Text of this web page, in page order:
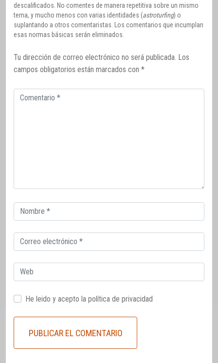
descalificados. No comentes de manera repetitiva sobre un mismo
tema, y mucho menos con varias identidades (astroturfing) o
suplantando a otros comentaristas. Los comentarios que incumplan
esas normas básicas serán eliminados.
Tu dirección de correo electrónico no será publicada. Los
campos obligatorios están marcados con *
Comentario
Correo
electrónico
Correo
electrónico
Web
He leido y acepto la política de privacidad